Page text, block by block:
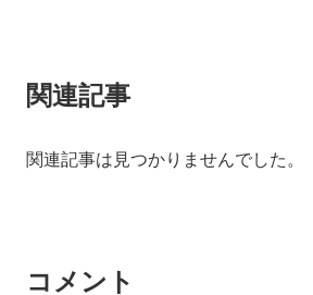
関連記事
関連記事は見つかりませんでした。
コメント